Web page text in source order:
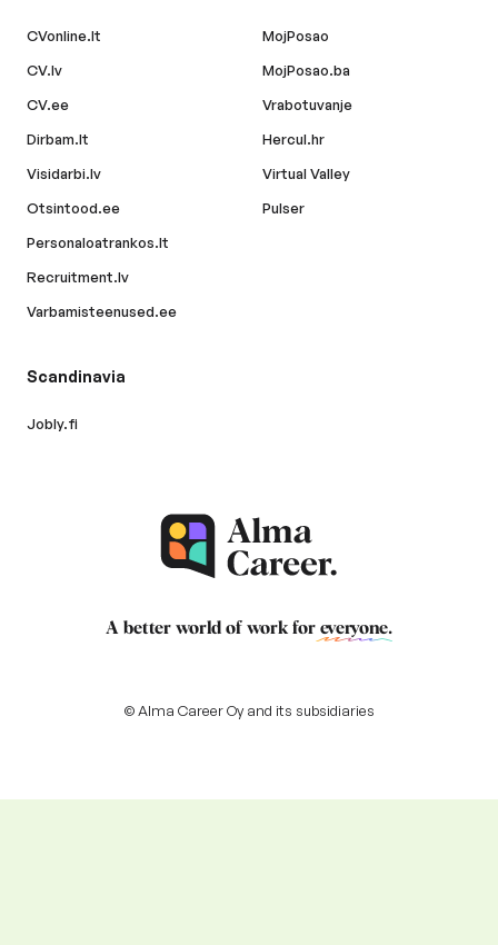
CVonline.lt
CV.lv
CV.ee
Dirbam.lt
Visidarbi.lv
Otsintood.ee
Personaloatrankos.lt
Recruitment.lv
Varbamisteenused.ee
MojPosao
MojPosao.ba
Vrabotuvanje
Hercul.hr
Virtual Valley
Pulser
Scandinavia
Jobly.fi
A better world of work for everyone.
© Alma Career Oy and its subsidiaries